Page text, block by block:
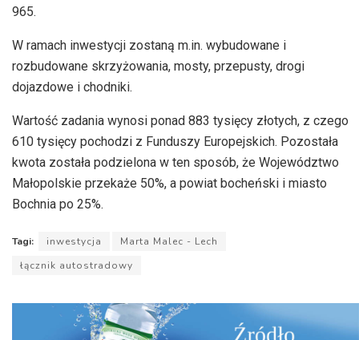
965.
W ramach inwestycji zostaną m.in. wybudowane i
rozbudowane skrzyżowania, mosty, przepusty, drogi
dojazdowe i chodniki.
Wartość zadania wynosi ponad 883 tysięcy złotych, z czego
610 tysięcy pochodzi z Funduszy Europejskich. Pozostała
kwota została podzielona w ten sposób, że Województwo
Małopolskie przekaże 50%, a powiat bocheński i miasto
Bochnia po 25%.
Tagi: inwestycja
Marta Malec - Lech
łącznik autostradowy